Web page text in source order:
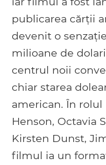
publicarea cărții
devenit o
milioane de
centrul noii
chiar starea
american. În rolul
Henson, Octavia
Kirsten Dunst,
filmul ia un